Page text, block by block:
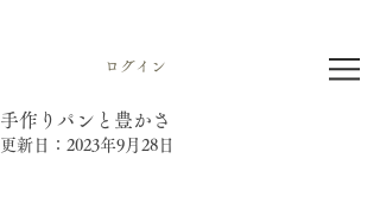
ログイン
手作りパンと豊かさ
更新日： 2023年9月28日